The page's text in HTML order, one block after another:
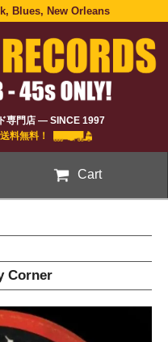
Blues, New Orleans
専門店 — SINCE 1997
料無料！
Cart
Corner